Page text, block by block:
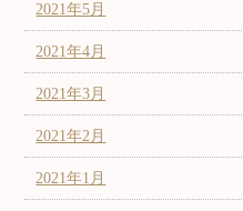
2021年5月
2021年4月
2021年3月
2021年2月
2021年1月